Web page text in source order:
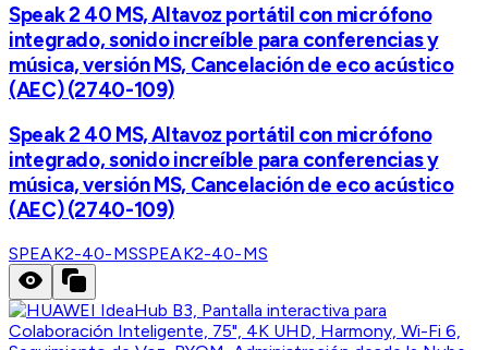
Speak 2 40 MS, Altavoz portátil con micrófono
integrado, sonido increíble para conferencias y
música, versión MS, Cancelación de eco acústico
(AEC) (2740-109)
Speak 2 40 MS, Altavoz portátil con micrófono
integrado, sonido increíble para conferencias y
música, versión MS, Cancelación de eco acústico
(AEC) (2740-109)
SPEAK2-40-MSSPEAK2-40-MS